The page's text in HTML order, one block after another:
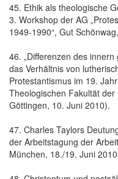
45. Ethik als theologische
3. Workshop der AG
1949-1990“, Gut
46. „Differenzen des
das Verhältnis von
Protestantismus im 19.
Theologischen Fakultät
Göttingen, 10. Juni 2010).
47. Charles Taylors
der Arbeitstagung der
München, 18./19. Juni